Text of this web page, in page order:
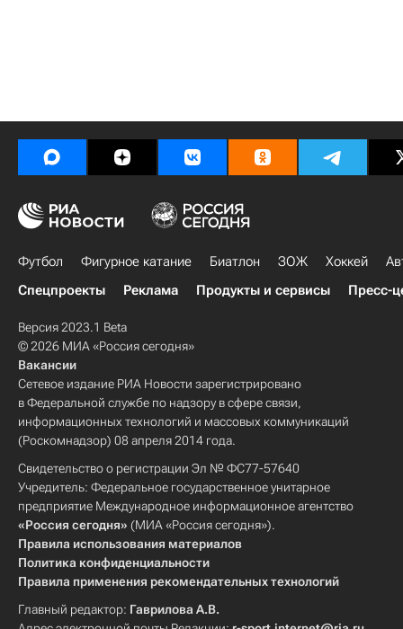
Футбол Фигурное катание Биатлон ЗОЖ Хоккей
Спецпроекты
Реклама Продукты и сервисы Пресс-
Версия 2023.1 Beta
© 2026 МИА «Россия сегодня»
Вакансии
Сетевое издание РИА Новости зарегистрировано
в Федеральной службе по надзору в сфере связи,
информационных технологий и массовых коммуникаций
(Роскомнадзор) 08 апреля 2014 года.
Свидетельство о регистрации Эл № ФС77-57640
Учредитель: Федеральное государственное унитарное
предприятие Международное информационное агентство
«Россия сегодня» (МИА «Россия сегодня»).
Правила использования материалов
Политика конфиденциальности
Правила применения рекомендательных технологий
Главный редактор: Гаврилова А.В.